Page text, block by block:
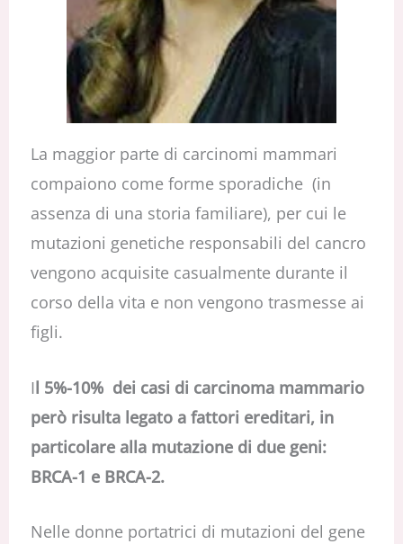
La maggior parte di carcinomi mammari
compaiono come forme sporadiche (in
assenza di una storia familiare), per cui le
mutazioni genetiche responsabili del cancro
vengono acquisite casualmente durante il
corso della vita e non vengono trasmesse ai
figli.
Il 5%-10% dei casi di carcinoma mammario
però risulta legato a fattori ereditari, in
particolare alla mutazione di due geni:
BRCA-1 e BRCA-2.
Nelle donne portatrici di mutazioni del gene